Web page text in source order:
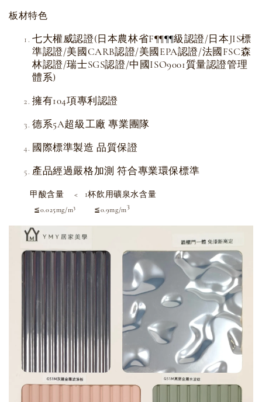
板材特色
七大權威認證(日本農林省F¶¶¶¶級認證/日本JIS標
準認證/美國CARB認證/美國EPA認證/法國FSC森
林認證/瑞士SGS認證/中國ISO9001質量認證管理
體系)
擁有104項專利認證
德系5A超級工廠 專業團隊
國際標準製造 品質保證
產品經過嚴格加測 符合專業環保標準
甲酸含量 < 1杯飲用礦泉水含量
≦0.025mg/m3 ≦0.9mg/m3